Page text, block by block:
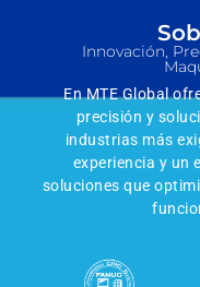
Innovación,
En MTE Global
precisión y
industrias más
experiencia y un
soluciones que